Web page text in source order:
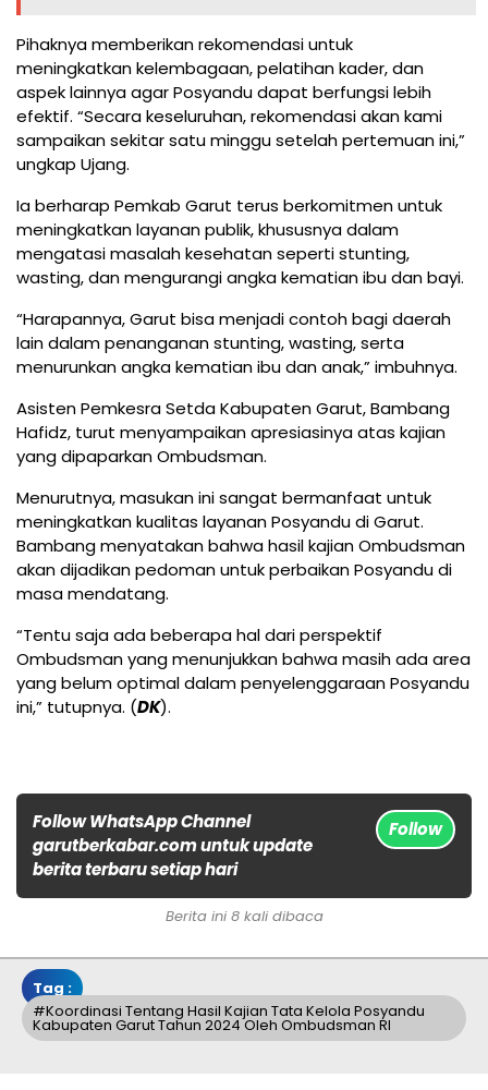
Pihaknya memberikan rekomendasi untuk
meningkatkan kelembagaan, pelatihan kader, dan
aspek lainnya agar Posyandu dapat berfungsi lebih
efektif. “Secara keseluruhan, rekomendasi akan kami
sampaikan sekitar satu minggu setelah pertemuan ini,”
ungkap Ujang.
Ia berharap Pemkab Garut terus berkomitmen untuk
meningkatkan layanan publik, khususnya dalam
mengatasi masalah kesehatan seperti stunting,
wasting, dan mengurangi angka kematian ibu dan bayi.
“Harapannya, Garut bisa menjadi contoh bagi daerah
lain dalam penanganan stunting, wasting, serta
menurunkan angka kematian ibu dan anak,” imbuhnya.
Asisten Pemkesra Setda Kabupaten Garut, Bambang
Hafidz, turut menyampaikan apresiasinya atas kajian
yang dipaparkan Ombudsman.
Menurutnya, masukan ini sangat bermanfaat untuk
meningkatkan kualitas layanan Posyandu di Garut.
Bambang menyatakan bahwa hasil kajian Ombudsman
akan dijadikan pedoman untuk perbaikan Posyandu di
masa mendatang.
“Tentu saja ada beberapa hal dari perspektif
Ombudsman yang menunjukkan bahwa masih ada area
yang belum optimal dalam penyelenggaraan Posyandu
ini,” tutupnya. (DK).
Follow WhatsApp Channel
garutberkabar.com untuk update
berita terbaru setiap hari
Follow
Berita ini 8 kali dibaca
Tag :
#Koordinasi Tentang Hasil Kajian Tata Kelola Posyandu
Kabupaten Garut Tahun 2024 Oleh Ombudsman RI